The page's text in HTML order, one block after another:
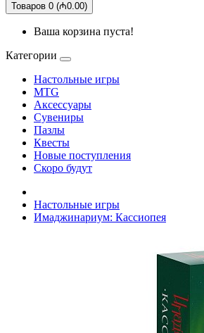
Товаров 0 (₼0.00)
Ваша корзина пуста!
Категории
Настольные игры
MTG
Аксессуары
Сувениры
Пазлы
Квесты
Новые поступления
Скоро будут
Настольные игры
Имаджинариум: Кассиопея